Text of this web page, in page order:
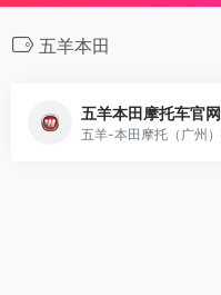
五羊本田
五羊本田摩托车官网